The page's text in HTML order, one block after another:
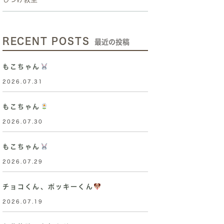
RECENT POSTS 最近の投稿
もこちゃん
2026.07.31
もこちゃん
2026.07.30
もこちゃん
2026.07.29
チョコくん、ポッキーくん
2026.07.19